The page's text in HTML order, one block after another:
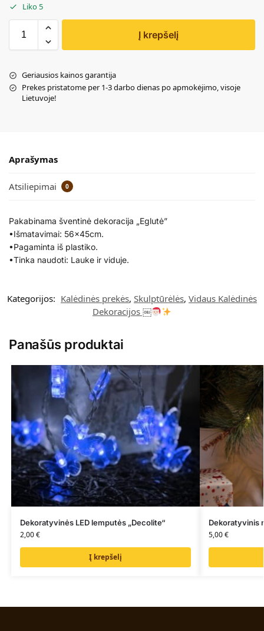
Liko 5
Į krepšelį
Geriausios kainos garantija
Prekes pristatome per 1-3 darbo dienas po apmokėjimo, visoje
Lietuvoje!
Aprašymas
Atsiliepimai 0
Pakabinama šventinė dekoracija „Eglutė”
•Išmatavimai: 56x45cm.
•Pagaminta iš plastiko.
•Tinka naudoti: Lauke ir viduje.
Kategorijos: Kalėdinės prekės, Skulptūrėlės, Vidaus Kalėdinės
Dekoracijos ￼
Panašūs produktai
Dekoratyvinės LED lemputės „Decolite“
2,00€
Į krepšelį
Dekoratyvinis
5,00€